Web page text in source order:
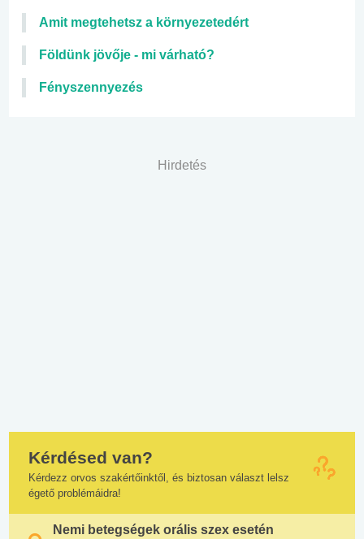
Amit megtehetsz a környezetedért
Földünk jövője - mi várható?
Fényszennyezés
Hirdetés
Kérdésed van?
Kérdezz orvos szakértőinktől, és biztosan választ lelsz
égető problémáidra!
Nemi betegségek orális szex esetén